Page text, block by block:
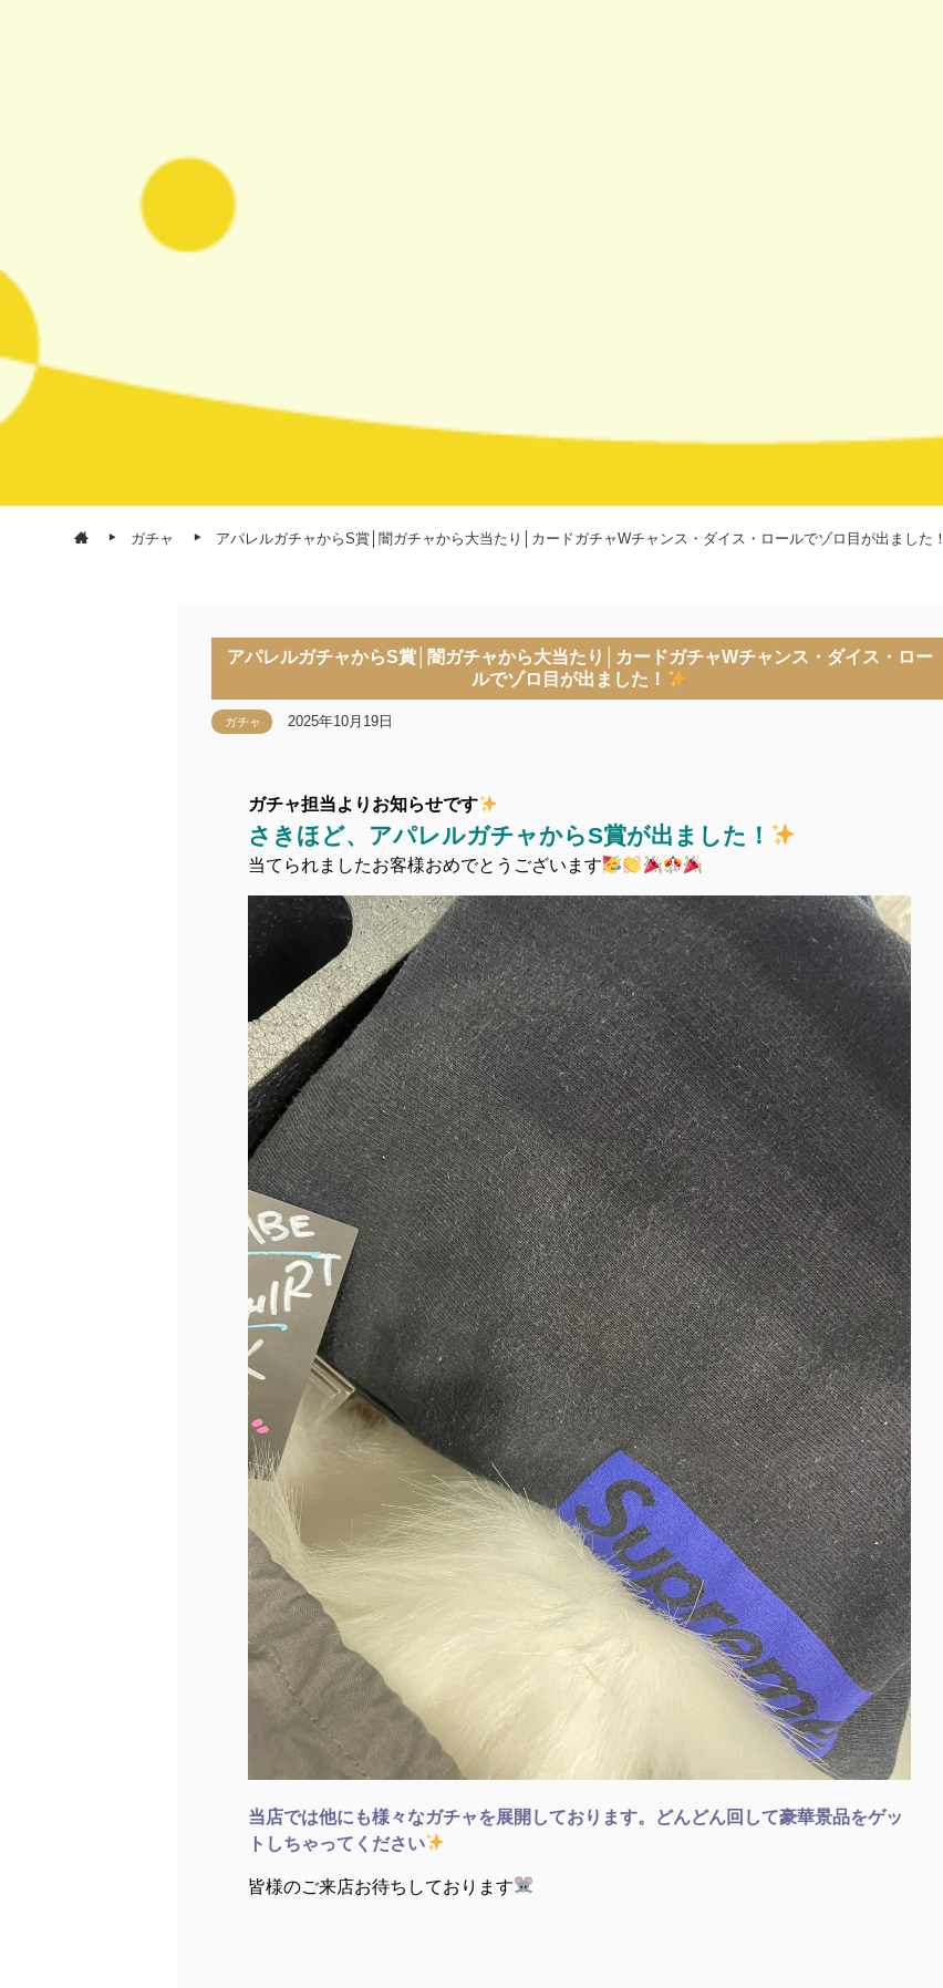
ガチャ アパレルガチャからS賞│闇ガチャから大当たり│カードガチャWチャンス・ダイス・ロールでゾロ目が出ました！
アパレルガチャからS賞│闇ガチャから大当たり│カードガチャWチャンス・ダイス・ロー
ルでゾロ目が出ました！
ガチャ 2025年10月19日
ガチャ担当よりお知らせです
さきほど、アパレルガチャからS賞が出ました！
当てられましたお客様おめでとうございます
当店では他にも様々なガチャを展開しております。どんどん回して豪華景品をゲッ
トしちゃってください
皆様のご来店お待ちしております